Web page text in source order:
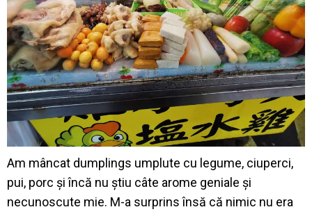
Am mâncat dumplings umplute cu legume, ciuperci,
pui, porc și încă nu știu câte arome geniale și
necunoscute mie. M-a surprins însă că nimic nu era